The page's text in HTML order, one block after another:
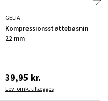
GELIA
Kompressionsstøttebøsning
22 mm
39,95 kr.
Lev. omk. tillægges